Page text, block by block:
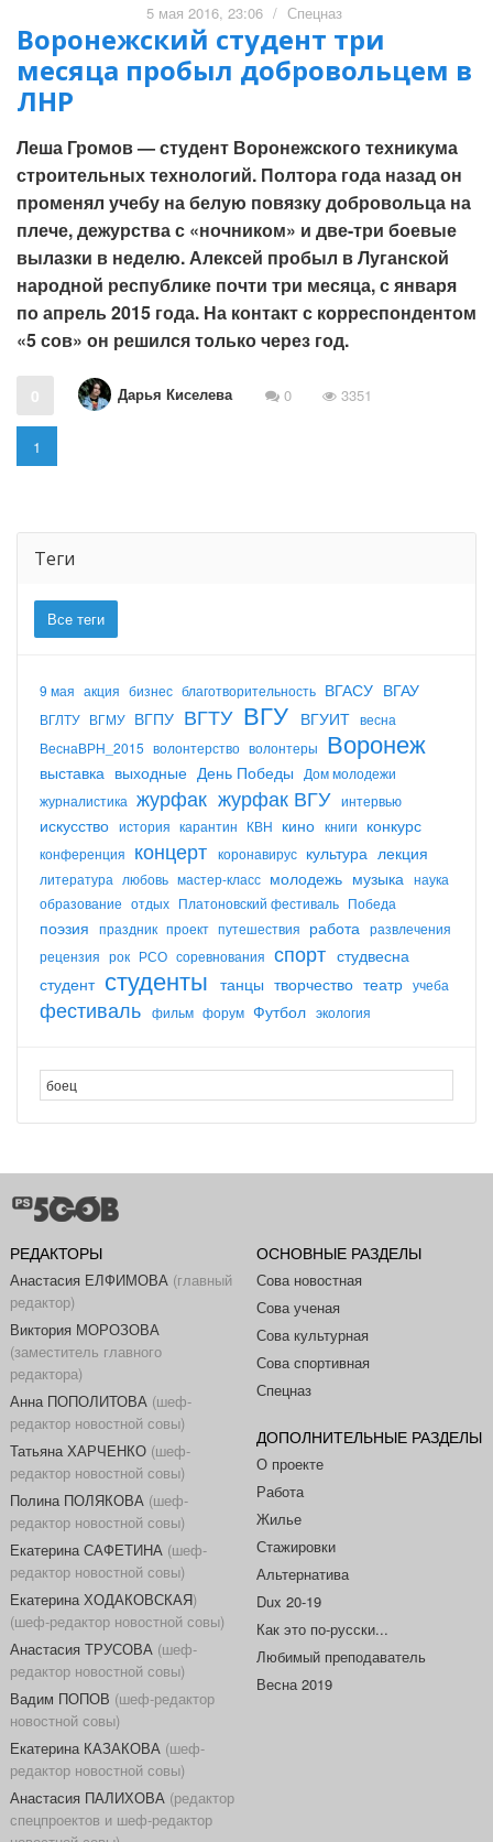
5 мая 2016, 23:06 / Спецназ
Воронежский студент три
месяца пробыл добровольцем в
ЛНР
Леша Громов — студент Воронежского техникума
строительных технологий. Полтора года назад он
променял учебу на белую повязку добровольца на
плече, дежурства с «ночником» и две-три боевые
вылазки в неделю. Алексей пробыл в Луганской
народной республике почти три месяца, с января
по апрель 2015 года. На контакт с корреспондентом
«5 сов» он решился только через год.
0 Дарья Киселева 0 3351
1
Теги
Все теги
9 мая акция бизнес благотворительность ВГАСУ ВГАУ
ВГЛТУ ВГМУ ВГПУ ВГТУ ВГУ ВГУИТ весна
ВеснаВРН_2015 волонтерство волонтеры Воронеж
выставка выходные День Победы
Дом молодежи
журналистика журфак журфак ВГУ интервью
искусство история карантин КВН кино книги конкурс
конференция концерт коронавирус культура лекция
литература любовь мастер-класс молодежь музыка наука
образование отдых Платоновский фестиваль Победа
поэзия праздник проект путешествия работа развлечения
рецензия рок РСО соревнования спорт студвесна
студент студенты танцы творчество театр учеба
фестиваль фильм форум Футбол экология
РЕДАКТОРЫ
Анастасия ЕЛФИМОВА (главный
редактор)
Виктория МОРОЗОВА
(заместитель главного
редактора)
Анна ПОПОЛИТОВА (шеф-
редактор новостной совы)
Татьяна ХАРЧЕНКО(шеф-
редактор новостной совы)
Полина ПОЛЯКОВА (шеф-
редактор новостной совы)
Екатерина САФЕТИНА (шеф-
редактор новостной совы)
Екатерина ХОДАКОВСКАЯ)
(шеф-редактор новостной совы)
Анастасия ТРУСОВА (шеф-
редактор новостной совы)
Вадим ПОПОВ (шеф-редактор
новостной совы)
Екатерина КАЗАКОВА (шеф-
редактор новостной совы)
Анастасия ПАЛИХОВА (редактор
спецпроектов и шеф-редактор
ОСНОВНЫЕ РАЗДЕЛЫ
Сова новостная
Сова ученая
Сова культурная
Сова спортивная
Спецназ
ДОПОЛНИТЕЛЬНЫЕ РАЗДЕЛЫ
О проекте
Работа
Жилье
Стажировки
Альтернатива
Dux 20-19
Как это по-русски...
Любимый преподаватель
Весна 2019